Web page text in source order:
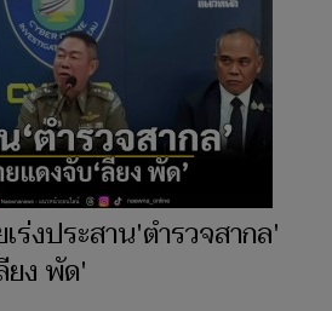
ร่งประสาน'ตำรวจสากล'
ง พัด'